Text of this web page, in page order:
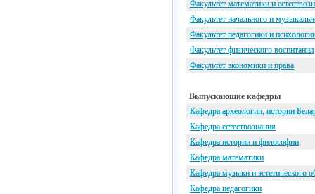
Факультет математики и
Факультет начального и
Факультет педагогики и
Факультет физического воспитания
Факультет экономики и права
Выпускающие кафедры
Кафедра археологии, истории
Кафедра естествознания
Кафедра истории и философии
Кафедра математики
Кафедра музыки и эстетического
Кафедра педагогики